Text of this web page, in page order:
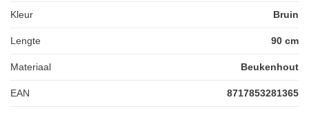
Kleur Bruin
Lengte 90 cm
Materiaal Beukenhout
EAN 8717853281365